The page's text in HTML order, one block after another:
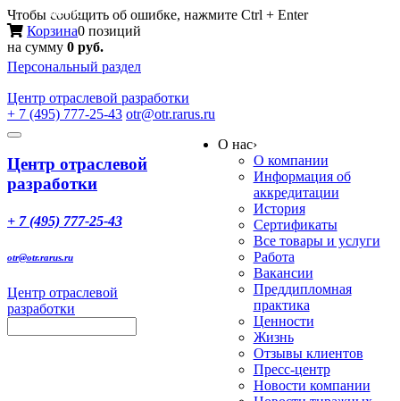
Чтобы сообщить об ошибке, нажмите Ctrl + Enter
Корзина0 позиций
на сумму 0 руб.
Персональный раздел
Центр отраслевой разработки
+ 7 (495) 777-25-43 otr@otr.rarus.ru
Toggle
Меню
Центр отраслевой
разработки
+ 7 (495) 777-25-43
otr@otr.rarus.ru
Центр отраслевой
разработки
О нас›
О компании
Информация об
аккредитации
История
Сертификаты
Все товары и услуги
Работа
Вакансии
Преддипломная
практика
Ценности
Жизнь
Отзывы клиентов
Пресс-центр
Новости компании